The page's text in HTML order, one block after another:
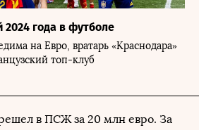
2024 года в футболе
на Евро, вратарь «Краснодара»
топ-клуб
в ПСЖ за 20 млн евро. За